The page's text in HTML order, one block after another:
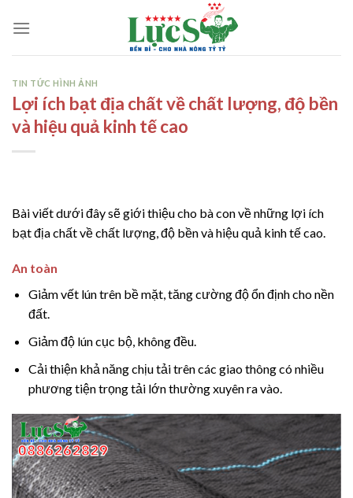
TIN TỨC HÌNH ẢNH
Lợi ích bạt địa chất về chất lượng, độ bền
và hiệu quả kinh tế cao
Bài viết dưới đây sẽ giới thiệu cho bà con về những lợi ích
bạt địa chất về chất lượng, độ bền và hiệu quả kinh tế cao.
An toàn
Giảm vết lún trên bề mặt, tăng cường độ ổn định cho nền
đất.
Giảm độ lún cục bộ, không đều.
Cải thiện khả năng chịu tải trên các giao thông có nhiều
phương tiện trọng tải lớn thường xuyên ra vào.